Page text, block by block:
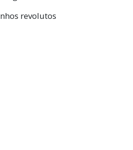
revolutos